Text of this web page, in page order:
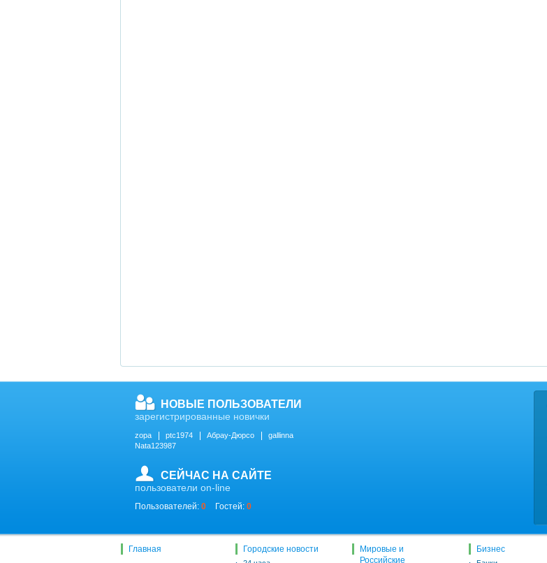
НОВЫЕ ПОЛЬЗОВАТЕЛИ
зарегистрированные новички
zopa ptc1974 Абрау-Дюрсо
gallinna
Nata123987
СЕЙЧАС НА САЙТЕ
пользователи on-line
Пользователей: 0 Гостей: 0
Главная Городские новости
Мировые и
Российские
Бизнес